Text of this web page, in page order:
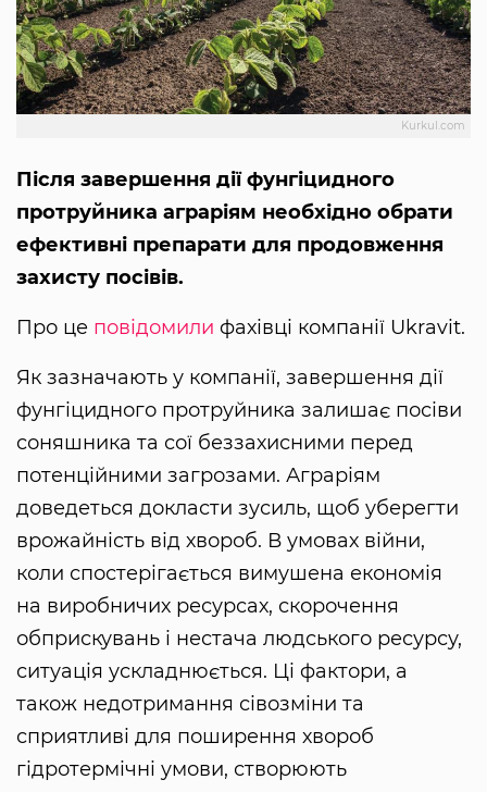
Kurkul.com
Після завершення дії фунгіцидного
протруйника аграріям необхідно обрати
ефективні препарати для продовження
захисту посівів.
Про це повідомили фахівці компанії Ukravit.
Як зазначають у компанії, завершення дії
фунгіцидного протруйника залишає посіви
соняшника та сої беззахисними перед
потенційними загрозами. Аграріям
доведеться докласти зусиль, щоб уберегти
врожайність від хвороб. В умовах війни,
коли спостерігається вимушена економія
на виробничих ресурсах, скорочення
обприскувань і нестача людського ресурсу,
ситуація ускладнюється. Ці фактори, а
також недотримання сівозміни та
сприятливі для поширення хвороб
гідротермічні умови, створюють